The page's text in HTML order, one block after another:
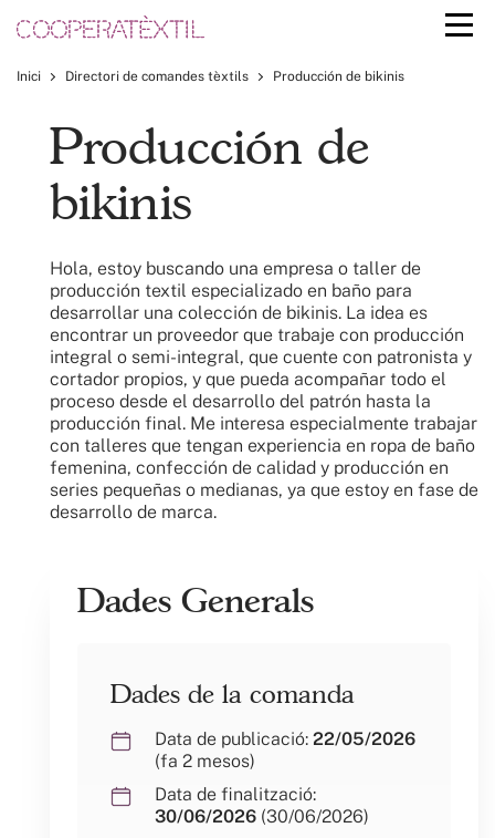
Inici Directori de comandes tèxtils Producción de bikinis
Producción de
bikinis
Hola, estoy buscando una empresa o taller de
producción textil especializado en baño para
desarrollar una colección de bikinis. La idea es
encontrar un proveedor que trabaje con producción
integral o semi-integral, que cuente con patronista y
cortador propios, y que pueda acompañar todo el
proceso desde el desarrollo del patrón hasta la
producción final. Me interesa especialmente trabajar
con talleres que tengan experiencia en ropa de baño
femenina, confección de calidad y producción en
series pequeñas o medianas, ya que estoy en fase de
desarrollo de marca.
Dades Generals
Dades de la comanda
Data de publicació: 22/05/2026
(fa 2 mesos)
Data de finalització:
30/06/2026 (30/06/2026)